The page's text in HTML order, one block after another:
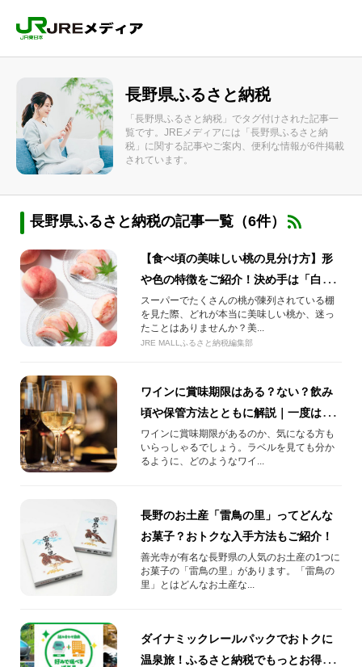
長野県ふるさと納税
「長野県ふるさと納税」でタグ付けされた記事一
覧です。JREメディアには「長野県ふるさと納
税」に関する記事やご案内、便利な情報が6件掲載
されています。
長野県ふるさと納税の記事一覧（6件）
【食べ頃の美味しい桃の見分け方】形
や色の特徴をご紹介！決め手は「白い
斑点」と「柔らかさ」にありました！
スーパーでたくさんの桃が陳列されている棚
を見た際、どれが本当に美味しい桃か、迷っ
たことはありませんか？美...
JRE MALLふるさと納税編集部
ワインに賞味期限はある？ない？飲み
頃や保管方法とともに解説｜一度は味
わいたい厳選3種も
ワインに賞味期限があるのか、気になる方も
いらっしゃるでしょう。ラベルを見ても分か
るように、どのようなワイ...
長野のお土産「雷鳥の里」ってどんな
お菓子？おトクな入手方法もご紹介！
善光寺が有名な長野県の人気のお土産の1つに
お菓子の「雷鳥の里」があります。「雷鳥の
里」とはどんなお土産な...
ダイナミックレールパックでおトクに
温泉旅！ふるさと納税でもっとお得に